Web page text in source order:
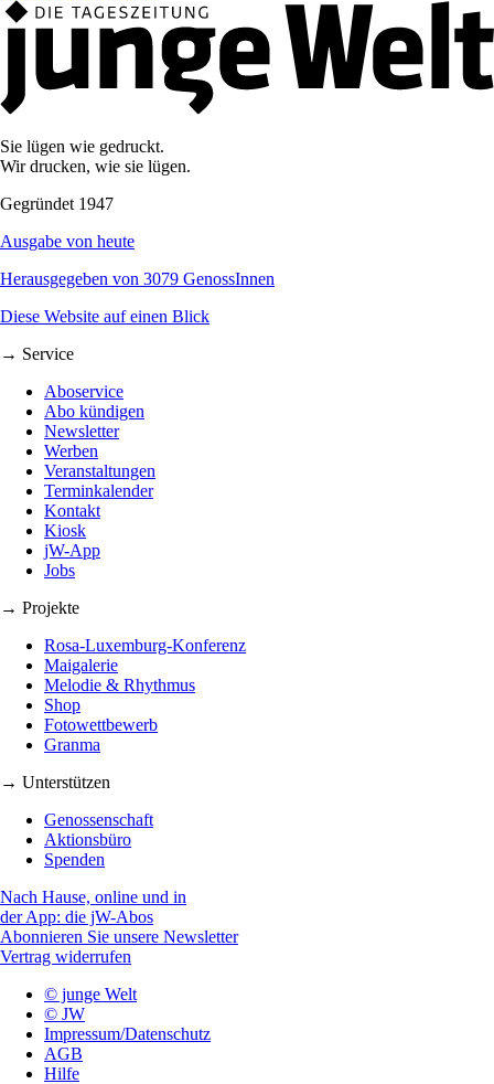
Sie lügen wie gedruckt.
Wir drucken, wie sie lügen.
Gegründet 1947
Ausgabe von heute
Herausgegeben von 3079 GenossInnen
Diese Website auf einen Blick
→ Service
Aboservice
Abo kündigen
Newsletter
Werben
Veranstaltungen
Terminkalender
Kontakt
Kiosk
jW-App
Jobs
→ Projekte
Rosa-Luxemburg-Konferenz
Maigalerie
Melodie & Rhythmus
Shop
Fotowettbewerb
Granma
→ Unterstützen
Genossenschaft
Aktionsbüro
Spenden
Nach Hause, online und in
der App: die jW-Abos
Abonnieren Sie unsere Newsletter
Vertrag widerrufen
© junge Welt
© JW
Impressum/Datenschutz
AGB
Hilfe